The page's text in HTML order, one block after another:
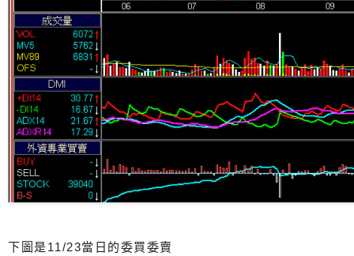
下圖是11/23當日的委買委賣